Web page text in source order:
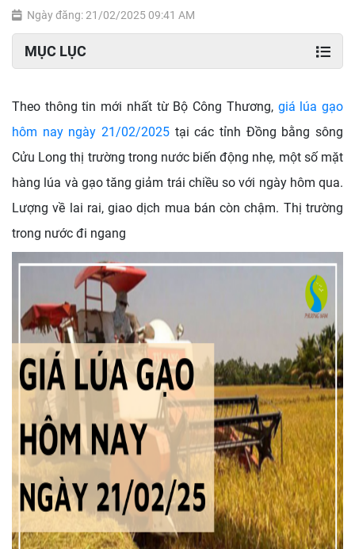
Ngày đăng: 21/02/2025 09:41 AM
MỤC LỤC
Theo thông tin mới nhất từ Bộ Công Thương, giá lúa gạo
hôm nay ngày 21/02/2025 tại các tỉnh Đồng bằng sông
Cửu Long thị trường trong nước biến động nhẹ, một số mặt
hàng lúa và gạo tăng giảm trái chiều so với ngày hôm qua.
Lượng về lai rai, giao dịch mua bán còn chậm. Thị trường
trong nước đi ngang